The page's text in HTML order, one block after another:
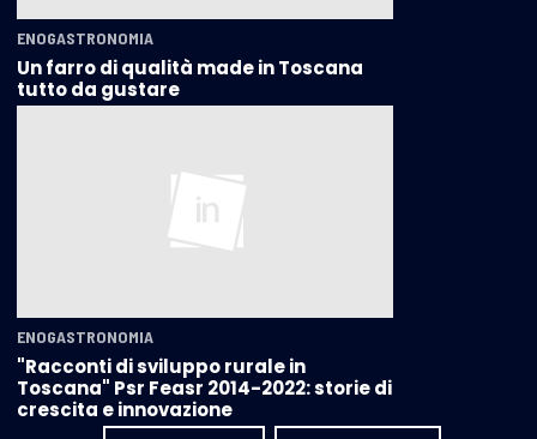
ENOGASTRONOMIA
Un farro di qualità made in Toscana
tutto da gustare
ENOGASTRONOMIA
"Racconti di sviluppo rurale in
Toscana" Psr Feasr 2014-2022: storie di
crescita e innovazione